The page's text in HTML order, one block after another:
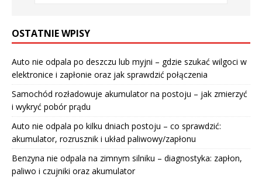
OSTATNIE WPISY
Auto nie odpala po deszczu lub myjni – gdzie szukać wilgoci w
elektronice i zapłonie oraz jak sprawdzić połączenia
Samochód rozładowuje akumulator na postoju – jak zmierzyć
i wykryć pobór prądu
Auto nie odpala po kilku dniach postoju – co sprawdzić:
akumulator, rozrusznik i układ paliwowy/zapłonu
Benzyna nie odpala na zimnym silniku – diagnostyka: zapłon,
paliwo i czujniki oraz akumulator